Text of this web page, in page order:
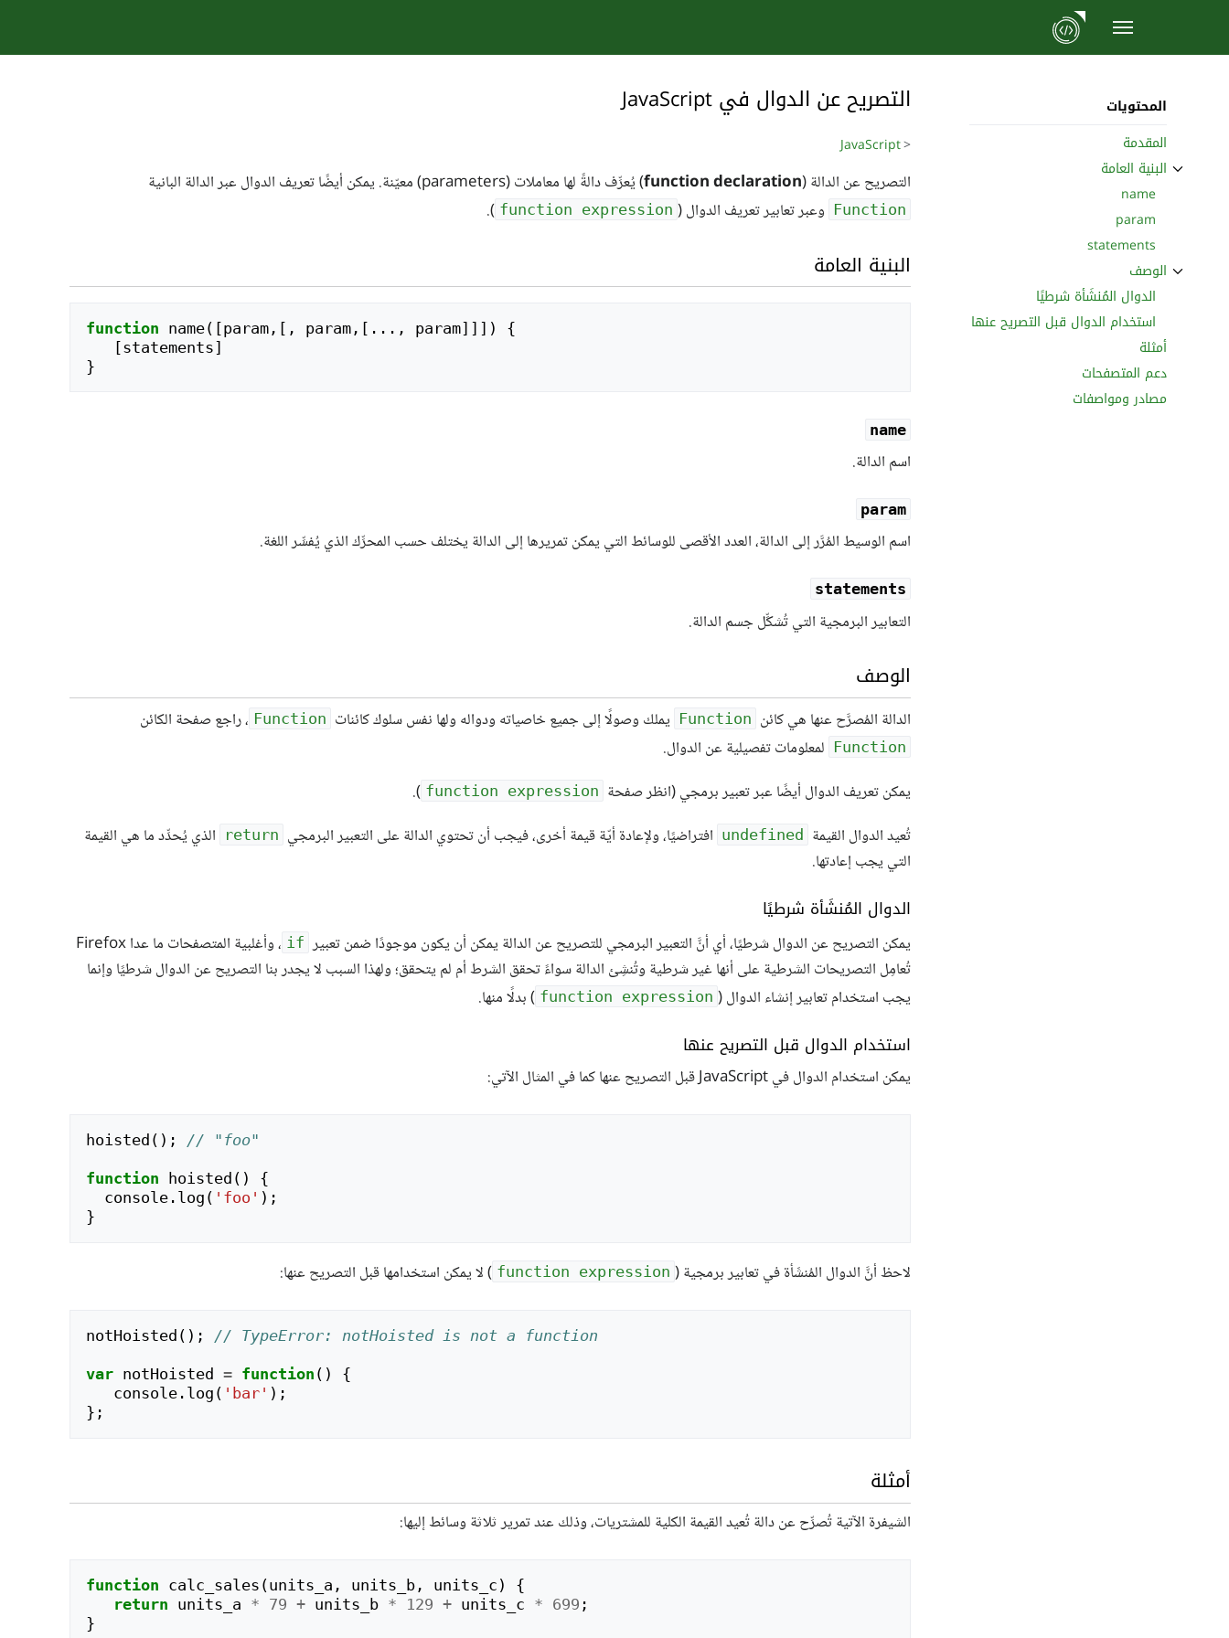
انتقل
المحتويات
المقدمة
البنية العامة
ثبِّت القسم الفرعي البنية العامة
name
param
statements
الوصف
ثبِّت القسم الفرعي الوصف
الدوال المُنشَأة شرطيًا
استخدام الدوال قبل التصريح عنها
أمثلة
دعم المتصفحات
مصادر ومواصفات
التصريح عن الدوال في JavaScript
<
JavaScript
التصريح عن الدالة ( functiondeclaration ) يُعرِّف دالةً لها معاملات (parameters) معيّنة. يمكن أيضًا تعريف الدوال عبر الدالة البانية
Function وعبر تعابير تعريف الدوال ( function expression
).
البنية العامة
function name([param,[, param,[..., param]]])
{
[statements]
}
name
اسم الدالة.
param
اسم الوسيط المُرَّر إلى الدالة، العدد الأقصى للوسائط التي يمكن تمريرها إلى الدالة يختلف حسب المحرِّك الذي يُفسِّر اللغة.
statements
التعابير البرمجية التي تُشكِّل جسم الدالة.
الوصف
الدالة المُصرَّح عنها هي كائن Function يملك وصولًا إلى جميع خاصياته ودواله ولها نفس سلوك كائنات Function ، راجع صفحة الكائن
Function لمعلومات تفصيلية عن الدوال.
يمكن تعريف الدوال أيضًا عبر تعبير برمجي (انظر صفحة function expression
).
تُعيد الدوال القيمة undefined افتراضيًا، ولإعادة أيّة قيمة أخرى، فيجب أن تحتوي الدالة على التعبير البرمجي return
الذي يُحدِّد ما هي القيمة
التي يجب إعادتها.
الدوال المُنشَأة شرطيًا
يمكن التصريح عن الدوال شرطيًا، أي أنَّ التعبير البرمجي للتصريح عن الدالة يمكن أن يكون موجودًا ضمن تعبير if
، وأغلبية المتصفحات ما عدا Firefox
تُعامِل التصريحات الشرطية على أنها غير شرطية وتُنشِئ الدالة سواءً تحقق الشرط أم لم يتحقق؛ ولهذا السبب لا يجدر بنا التصريح عن الدوال شرطيًا وإنما
يجب استخدام تعابير إنشاء الدوال ( function expression ) بدلًا منها.
استخدام الدوال قبل التصريح عنها
يمكن استخدام الدوال في JavaScript قبل التصريح عنها كما في المثال الآتي:
hoisted (); // "foo"
function hoisted ()
{
console. log ( 'foo' );
}
لاحظ أنَّ الدوال المُنشَأة في تعابير برمجية ( function expression ) لا يمكن استخدامها قبل التصريح عنها:
notHoisted (); // TypeError: notHoisted is not a function
var notHoisted = function ()
{
console. log ( 'bar' );
};
أمثلة
الشيفرة الآتية تُصرِّح عن دالة تُعيد القيمة الكلية للمشتريات، وذلك عند تمرير ثلاثة وسائط إليها:
function calc_sales (units_a , units_b, units_c )
{
return units_a * 79 + units_b * 129 + units_c * 699 ;
}